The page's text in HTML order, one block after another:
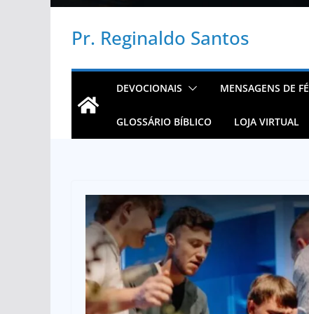
Pr. Reginaldo Santos
DEVOCIONAIS MENSAGENS DE FÉ
GLOSSÁRIO BÍBLICO LOJA VIRTUAL